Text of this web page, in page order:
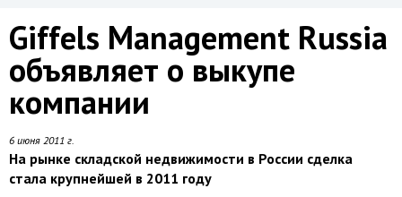
Giffels Management Russia
объявляет о выкупе
компании
6 июня 2011 г.
На рынке складской недвижимости в России сделка
стала крупнейшей в 2011 году